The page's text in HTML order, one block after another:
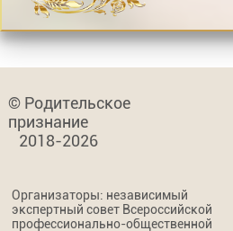
© Родительское
признание
2018-2026
Организаторы: независимый
экспертный совет Всероссийской
профессионально-общественной